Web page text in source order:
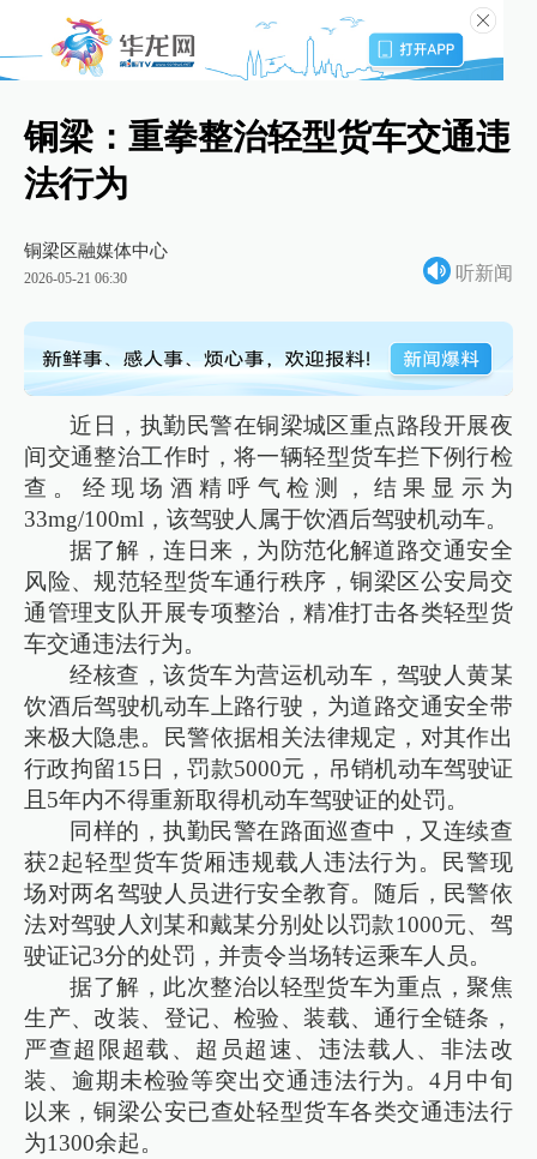
铜梁：重拳整治轻型货车交通违
法行为
铜梁区融媒体中心
2026-05-21 06:30 听新闻
近日，执勤民警在铜梁城区重点路段开展夜
间交通整治工作时，将一辆轻型货车拦下例行检
查。经现场酒精呼气检测，结果显示为
33mg/100ml，该驾驶人属于饮酒后驾驶机动车。
据了解，连日来，为防范化解道路交通安全
风险、规范轻型货车通行秩序，铜梁区公安局交
通管理支队开展专项整治，精准打击各类轻型货
车交通违法行为。
经核查，该货车为营运机动车，驾驶人黄某
饮酒后驾驶机动车上路行驶，为道路交通安全带
来极大隐患。民警依据相关法律规定，对其作出
行政拘留15日，罚款5000元，吊销机动车驾驶证
且5年内不得重新取得机动车驾驶证的处罚。
同样的，执勤民警在路面巡查中，又连续查
获2起轻型货车货厢违规载人违法行为。民警现
场对两名驾驶人员进行安全教育。随后，民警依
法对驾驶人刘某和戴某分别处以罚款1000元、驾
驶证记3分的处罚，并责令当场转运乘车人员。
据了解，此次整治以轻型货车为重点，聚焦
生产、改装、登记、检验、装载、通行全链条，
严查超限超载、超员超速、违法载人、非法改
装、逾期未检验等突出交通违法行为。4月中旬
以来，铜梁公安已查处轻型货车各类交通违法行
为1300余起。